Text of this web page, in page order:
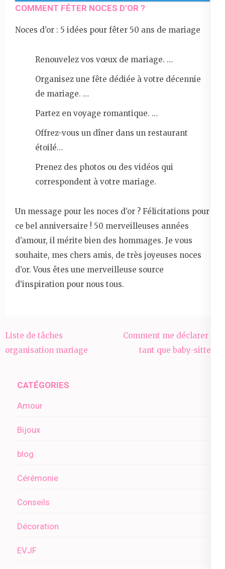
COMMENT FÊTER NOCES D’OR ?
Noces d’or : 5 idées pour fêter 50 ans de mariage
Renouvelez vos vœux de mariage. …
Organisez une fête dédiée à votre décennie
de mariage. …
Partez en voyage romantique. …
Offrez-vous un dîner dans un restaurant
étoilé…
Prenez des photos ou des vidéos qui
correspondent à votre mariage.
Un message pour les noces d’or ? Félicitations pour
ce bel anniversaire ! 50 merveilleuses années
d’amour, il mérite bien des hommages. Je vous
souhaite, mes chers amis, de très joyeuses noces
d’or. Vous êtes une merveilleuse source
d’inspiration pour nous tous.
Navigation
de
Liste de tâches
organisation mariage
Comment me déclarer en
tant que baby-sitter ?
CATÉGORIES
Amour
Bijoux
blog
Cérémonie
Conseils
Décoration
EVJF